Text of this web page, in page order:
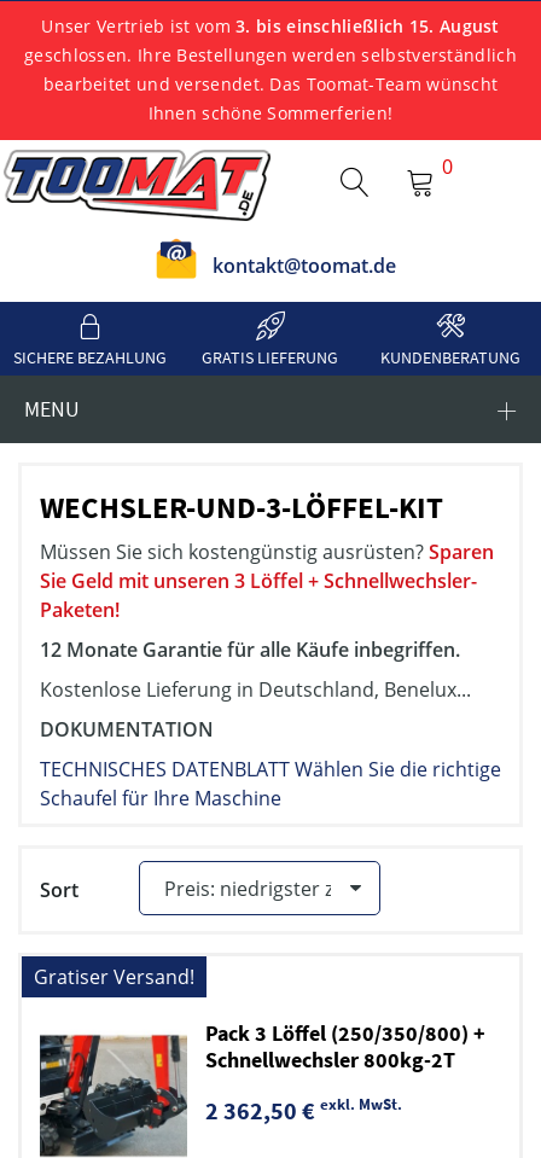
Unser Vertrieb ist vom3. bis einschließlich 15. August
geschlossen. Ihre Bestellungen werden selbstverständlich
bearbeitet und versendet. Das Toomat-Team wünscht
Ihnen schöne Sommerferien!
kontakt@toomat.de
0
SICHERE BEZAHLUNG GRATIS LIEFERUNG KUNDENBERATUNG
MENU
WECHSLER-UND-3-LÖFFEL-KIT
Müssen Sie sich kostengünstig ausrüsten?Sparen
Sie Geld mit unseren 3 Löffel + Schnellwechsler-
Paketen!
12 Monate Garantie für alle Käufe inbegriffen.
Kostenlose Lieferung in Deutschland, Benelux...
DOKUMENTATION
TECHNISCHES DATENBLATT Wählen Sie die richtige
Schaufel für Ihre Maschine
Sort
Gratiser Versand!
Pack 3 Löffel (250/350/800) +
Schnellwechsler 800kg-2T
2 362,50 €exkl. MwSt.